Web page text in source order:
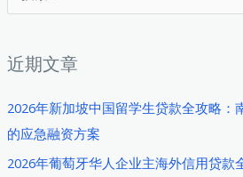
索
近期文章
2026年新加坡中国留学生贷款全攻略：
的应急融资方案
2026年葡萄牙华人企业主海外信用贷款
抵
押
贷
款
攻